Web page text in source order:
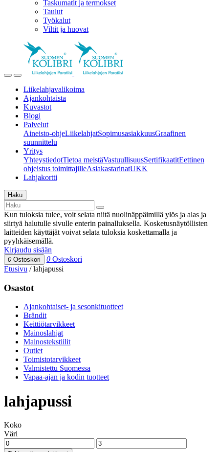
Taskumatit ja termokset
Taulut
Työkalut
Viltit ja huovat
Liikelahjavalikoima
Ajankohtaista
Kuvastot
Blogi
Palvelut
Aineisto-ohjeLiikelahjatSopimusasiakkuusGraafinen
suunnittelu
Yritys
YhteystiedotTietoa meistäVastuullisuusSertifikaatitEettinen
ohjeistus toimittajilleAsiakastarinatUKK
Lahjakortti
Haku
Kun tuloksia tulee, voit selata niitä nuolinäppäimillä ylös ja alas ja
siirtyä halutulle sivulle enterin painalluksella. Kosketusnäytöllisten
laitteiden käyttäjät voivat selata tuloksia koskettamalla ja
pyyhkäisemällä.
Kirjaudu sisään
0 Ostoskori 0 Ostoskori
Etusivu /lahjapussi
Osastot
Ajankohtaiset- ja sesonkituotteet
Brändit
Keittiötarvikkeet
Mainoslahjat
Mainostekstiilit
Outlet
Toimistotarvikkeet
Valmistettu Suomessa
Vapaa-ajan ja kodin tuotteet
lahjapussi
Koko
Väri